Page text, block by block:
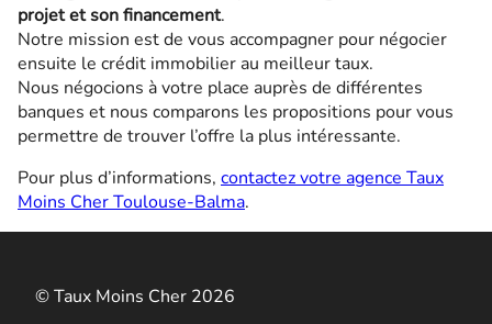
projet et son financement.
Notre mission est de vous accompagner pour négocier
ensuite le crédit immobilier au meilleur taux.
Nous négocions à votre place auprès de différentes
banques et nous comparons les propositions pour vous
permettre de trouver l’offre la plus intéressante.
Pour plus d’informations, contactez votre agence Taux
Moins Cher Toulouse-Balma.
© Taux Moins Cher 2026